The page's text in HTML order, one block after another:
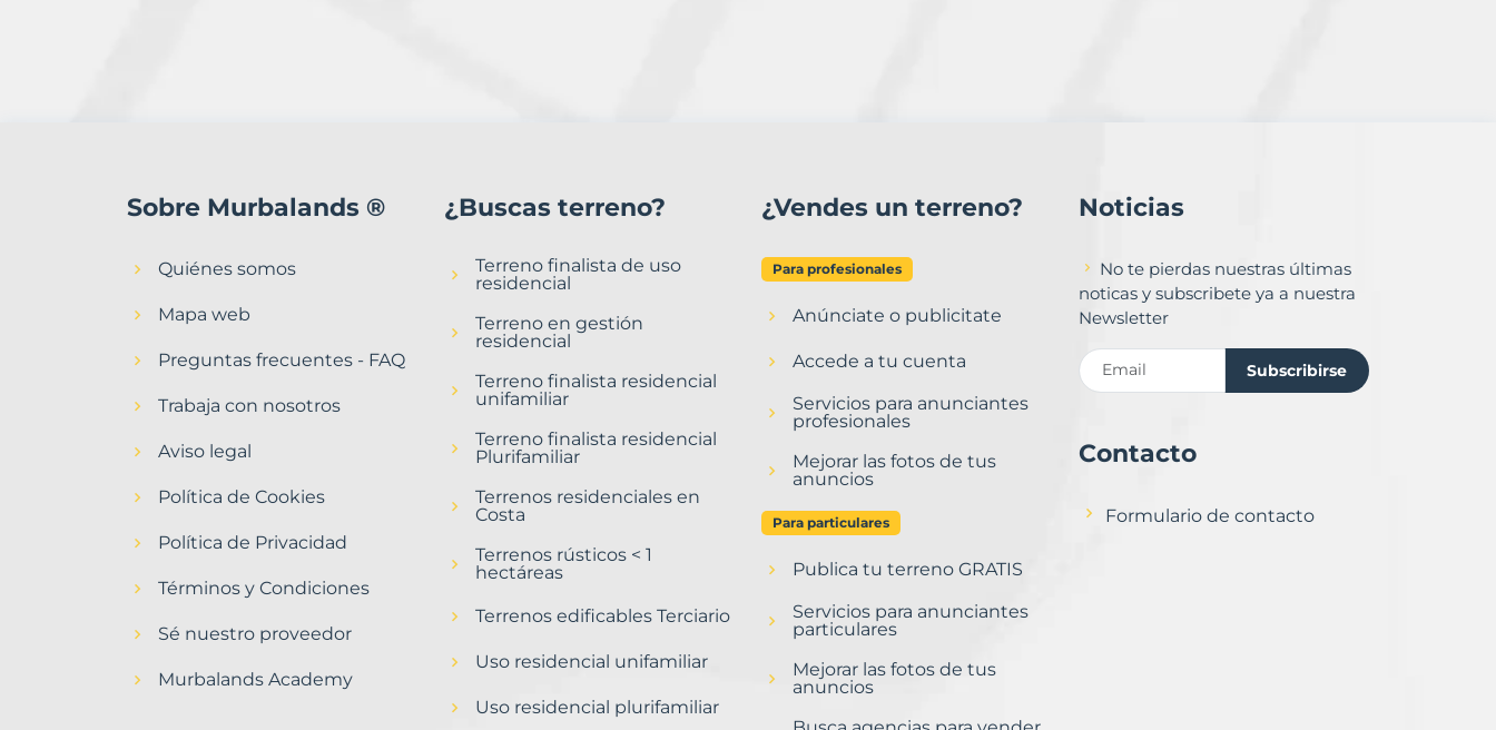
Villadangos
Murbalands
Sobre Murbalands ®
Quiénes somos
Mapa web
Preguntas frecuentes - FAQ
Trabaja con nosotros
Aviso legal
Política de Cookies
Política de Privacidad
Términos y Condiciones
Sé nuestro proveedor
Murbalands Academy
¿Buscas terreno?
Terreno finalista de uso
residencial
Terreno en gestión
residencial
Terreno finalista residencial
unifamiliar
Terreno finalista residencial
Plurifamiliar
Terrenos residenciales en
Costa
Terrenos rústicos < 1
hectáreas
Terrenos edificables Terciario
Uso residencial unifamiliar
Uso residencial plurifamiliar
¿Vendes un terreno?
Para profesionales
Anúnciate o publicitate
Accede a tu cuenta
Servicios para anunciantes
profesionales
Mejorar las fotos de tus
anuncios
Para particulares
Publica tu terreno GRATIS
Servicios para anunciantes
particulares
Mejorar las fotos de tus
anuncios
Noticias
No te pierdas nuestras últimas
noticas y subscribete ya a nuestra
Newsletter
Subscribirse
Contacto
Formulario de contacto